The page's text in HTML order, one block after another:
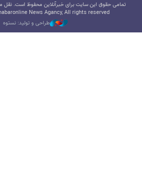
تمامی حقوق این سایت برای خبرآنلاین محفوظ است. نقل
News Agancy, All rights reserved
طراحی و تولید: نستوه